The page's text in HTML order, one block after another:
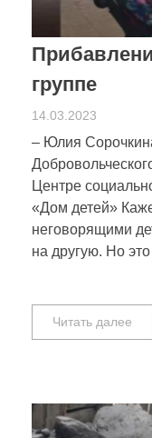
группе
14.03.2023
– Юлия
Центре
«Дом детей»
неговорящими
на другую. Но
Читать далее